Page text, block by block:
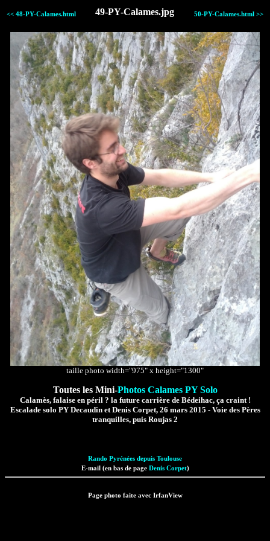
<< 48-PY-Calames.html 49-PY-Calames.jpg 50-PY-Calames.html >>
taille photo width="975" x height="1300"
Toutes les Mini-Photos Calames PY Solo
Calamès, falaise en péril ? la future carrière de Bédeihac, ça craint !
Escalade solo PY Decaudin et Denis Corpet, 26 mars 2015 - Voie des Pères
tranquilles, puis Roujas 2
Rando Pyrénées depuis Toulouse
E-mail (en bas de page Denis Corpet)
Page photo faite avec IrfanView